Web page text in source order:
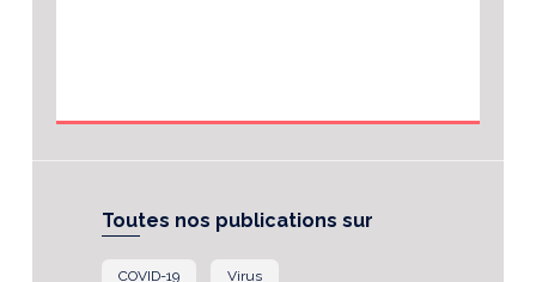
Toutes nos publications sur
COVID-19 Virus